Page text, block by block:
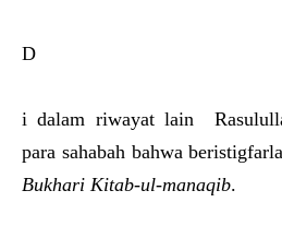
D
i dalam riwayat lain
para sahabah bahwa
Bukhari Kitab-ul-manaqib.